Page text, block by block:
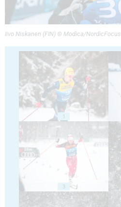
Iivo Niskanen (FIN) © Modica/NordicFocus
1
3